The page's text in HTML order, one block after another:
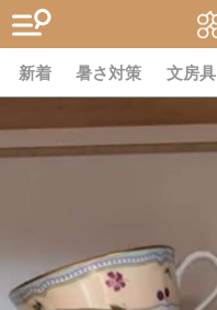
新着 暑さ対策 文房具